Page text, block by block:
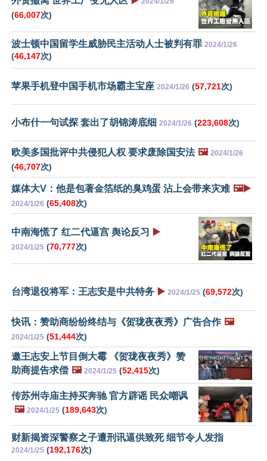
(66,007次)
波士顿中国留学生威胁民主活动人士被判有罪 2024/1/26
(46,147次)
苹果手机登中国手机市场霸主宝座 2024/1/26 (57,721次)
小布什一句试探 套出了胡锦涛底细 2024/1/26 (223,608次)
欧美多国批评中共侵犯人权 要求废除国安法 🖼️ 2024/1/26
(46,707次)
媒体大V：他是包著金箔纸的臭鸡蛋 沾上会带来灾难 🖼️▶️
2024/1/26 (65,408次)
中南海慌了 红二代逼宫 舆论反习 ▶️
2024/1/25 (70,777次)
台湾退役将军：王志安是中共特务 ▶️ 2024/1/25 (69,572次)
快讯：赞助商纷纷终结与《贺珑夜夜秀》广告合作 🖼️
2024/1/25 (51,444次)
邀王志安上节目倒大霉 《贺珑夜夜秀》赞
助商提告求偿 🖼️ 2024/1/25 (52,415次)
传苏州寺庙主持买奔驰 官方辟谣 民众嘲讽
🖼️ 2024/1/25 (189,643次)
财新揭资深警察之子遭刑讯逼供致死 细节令人发指
2024/1/25 (192,176次)